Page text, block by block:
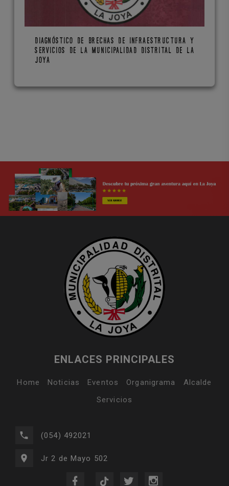
DIAGNÓSTICO DE BRECHAS DE INFRAESTRUCTURA Y
SERVICIOS DE LA MUNICIPALIDAD DISTRITAL DE LA
JOYA
ENLACES PRINCIPALES
Home Noticias Eventos Organigrama
Alcalde
Servicios
(054) 492021
Jr 2 de Mayo 502